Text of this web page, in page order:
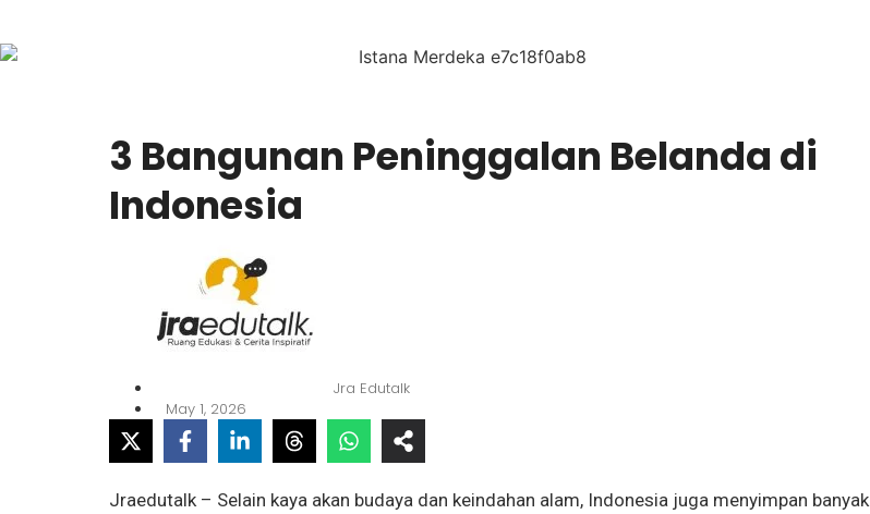
3 Bangunan Peninggalan Belanda di
Indonesia
Jra Edutalk
May 1, 2026
Jraedutalk – Selain kaya akan budaya dan keindahan alam, Indonesia juga menyimpan banyak